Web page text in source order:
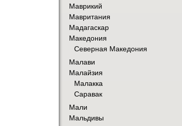
Маврикий
Мавритания
Мадагаскар
Македония
Северная Македония
Малави
Малайзия
Малакка
Саравак
Мали
Мальдивы